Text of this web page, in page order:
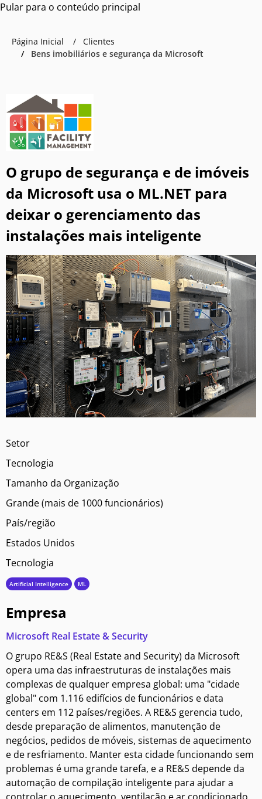
Pular para o conteúdo principal
Página Inicial
Clientes
Bens imobiliários e segurança da Microsoft
O grupo de segurança e de imóveis
da Microsoft usa o ML.NET para
deixar o gerenciamento das
instalações mais inteligente
Setor
Tecnologia
Tamanho da Organização
Grande (mais de 1000 funcionários)
País/região
Estados Unidos
Tecnologia
Artificial Intelligence ML
Empresa
Microsoft Real Estate & Security
O grupo RE&S (Real Estate and Security) da Microsoft
opera uma das infraestruturas de instalações mais
complexas de qualquer empresa global: uma "cidade
global" com 1.116 edifícios de funcionários e data
centers em 112 países/regiões. A RE&S gerencia tudo,
desde preparação de alimentos, manutenção de
negócios, pedidos de móveis, sistemas de aquecimento
e de resfriamento. Manter esta cidade funcionando sem
problemas é uma grande tarefa, e a RE&S depende da
automação de compilação inteligente para ajudar a